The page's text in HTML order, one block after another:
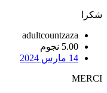
شكرا
adultcountzaza
5.00 نجوم
14 مارس 2024
MERCI